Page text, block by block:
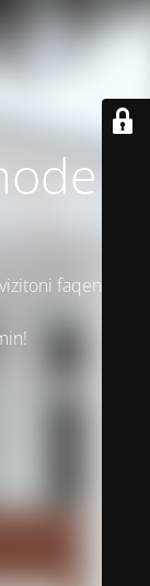
is
faqen tonë